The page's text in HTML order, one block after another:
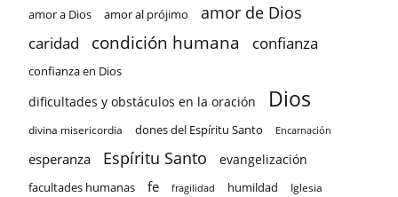
amor a Dios amor al prójimo amor de Dios
caridad condición humana confianza
confianza en Dios
dificultades y obstáculos en la oración Dios
divina misericordia dones del Espíritu Santo Encarnación
esperanza Espíritu Santo evangelización
facultades humanas fe fragilidad humildad Iglesia